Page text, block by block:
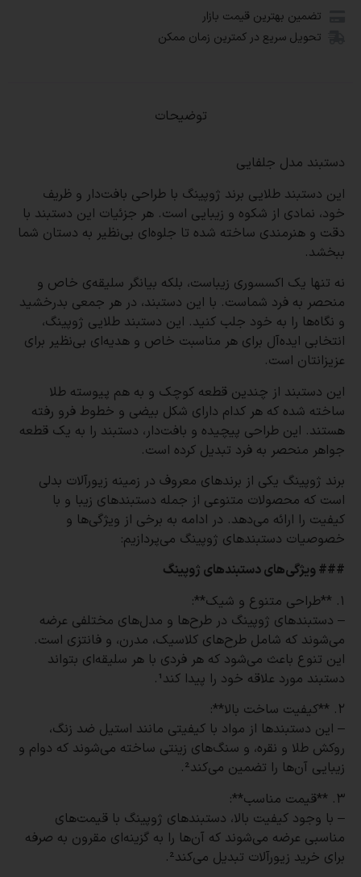
تضمین بهترین قیمت بازار
تحویل سریع در کمترین زمان ممکن
توضیحات
دستبند مدل جلفایی
این دستبند طلایی برند ژوپینگ با طراحی بافت‌دار و ظریف
خود، نمادی از شکوه و زیبایی است. هر جزئیات این دستبند با
دقت و هنرمندی ساخته شده تا جلوه‌ای بی‌نظیر به دستان شما
ببخشد.
نه تنها یک اکسسوری زیباست، بلکه بیانگر سلیقه‌ی خاص و
منحصر به فرد شماست. با این دستبند، در هر جمعی بدرخشید
و نگاه‌ها را به خود جلب کنید. این دستبند طلایی ژوپینگ،
انتخابی ایده‌آل برای هر مناسبت خاص و هدیه‌ای بی‌نظیر برای
عزیزانتان است.
این دستبند از چندین قطعه کوچک و به هم پیوسته طلا
ساخته شده که هر کدام دارای شکل بیضی و خطوط فرو رفته
هستند. این طراحی پیچیده و بافت‌دار، دستبند را به یک قطعه
جواهر منحصر به فرد تبدیل کرده است.
برند ژوپینگ یکی از برندهای معروف در زمینه زیورآلات بدلی
است که محصولات متنوعی از جمله دستبندهای زیبا و با
کیفیت را ارائه می‌دهد. در ادامه به برخی از ویژگی‌ها و
خصوصیات دستبندهای ژوپینگ می‌پردازیم:
### ویژگی‌های دستبندهای ژوپینگ
1. **طراحی متنوع و شیک**:
– دستبندهای ژوپینگ در طرح‌ها و مدل‌های مختلفی عرضه
می‌شوند که شامل طرح‌های کلاسیک، مدرن، و فانتزی است.
این تنوع باعث می‌شود که هر فردی با هر سلیقه‌ای بتواند
دستبند مورد علاقه خود را پیدا کند¹.
2. **کیفیت ساخت بالا**:
– این دستبندها از مواد با کیفیتی مانند استیل ضد زنگ،
روکش طلا و نقره، و سنگ‌های زینتی ساخته می‌شوند که دوام و
زیبایی آن‌ها را تضمین می‌کند².
3. **قیمت مناسب**:
– با وجود کیفیت بالا، دستبندهای ژوپینگ با قیمت‌های
مناسبی عرضه می‌شوند که آن‌ها را به گزینه‌ای مقرون به صرفه
برای خرید زیورآلات تبدیل می‌کند².